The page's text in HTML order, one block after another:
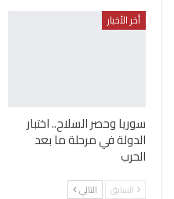
أخر الأخبار
سوريا وحصر السلاح.. اختبار
الدولة في مرحلة ما بعد
الحرب
السابق التالي